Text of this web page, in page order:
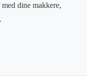
dine makkere,